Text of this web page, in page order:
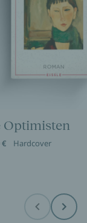
Optimisten
Hardcover
Before Next